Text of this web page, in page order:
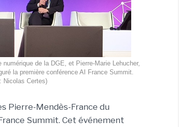
de la DGE, et Pierre-Marie Lehucher,
la première conférence AI France Summit.
Nicolas Certes)
Pierre-Mendès-France du
Summit. Cet événement